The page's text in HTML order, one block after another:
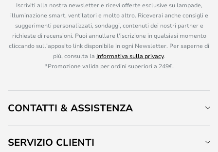
Iscriviti alla nostra newsletter e ricevi offerte esclusive su lampade,
illuminazione smart, ventilatori e molto altro. Riceverai anche consigli e
suggerimenti personalizzati, sondaggi, contenuti dei nostri partner e
richieste di recensioni. Puoi annullare l’iscrizione in qualsiasi momento
cliccando sull’apposito link disponibile in ogni Newsletter. Per saperne di
più, consulta la Informativa sulla privacy.
*Promozione valida per ordini superiori a 249€.
CONTATTI & ASSISTENZA
SERVIZIO CLIENTI